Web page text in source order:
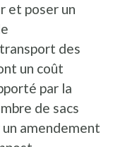
et poser un
des
un coût
par la
de sacs
amendement